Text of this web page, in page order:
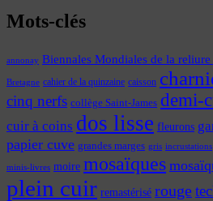
Mots-clés
annonay Biennales Mondiales de la
Bretagne cahier de la quinzaine caisson
cinq nerfs collège Saint-James demi-
cuir à coins dos lisse fleurons
papier cuve grandes marges gris incrustations
minis-livres moire mosaïques
plein cuir remastérisé rouge